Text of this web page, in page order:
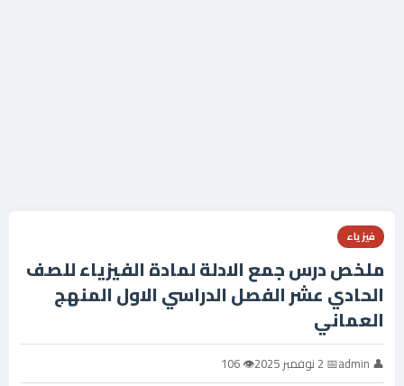
فيزياء
ملخص درس جمع الادلة لمادة الفيزياء للصف
الحادي عشر الفصل الدراسي الاول المنهج
العماني
👤 admin 📅 2 نوفمبر 2025 👁 106